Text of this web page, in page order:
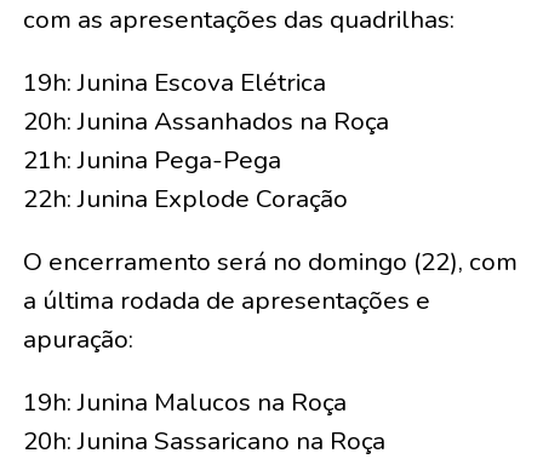
com as apresentações das quadrilhas:
19h: Junina Escova Elétrica
20h: Junina Assanhados na Roça
21h: Junina Pega-Pega
22h: Junina Explode Coração
O encerramento será no domingo (22), com
a última rodada de apresentações e
apuração:
19h: Junina Malucos na Roça
20h: Junina Sassaricano na Roça